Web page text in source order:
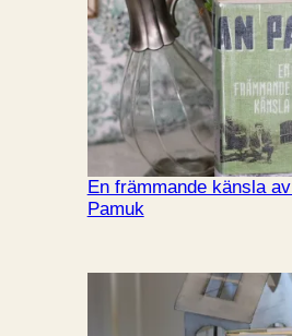
En främmande känsla
Pamuk